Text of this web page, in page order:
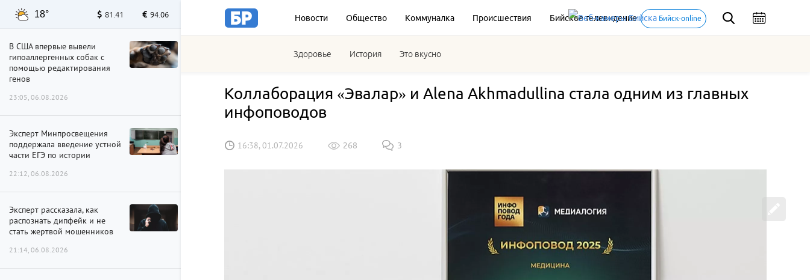
Новости Общество Коммуналка Происшествия Бийское телевидение Бийск-online
Здоровье История Это вкусно
18° 81.41 94.06
В США впервые вывели
гипоаллергенных собак с
помощью редактирования
генов
23:05, 06.08.2026
Эксперт Минпросвещения
поддержала введение устной
части ЕГЭ по истории
22:12, 06.08.2026
Эксперт рассказала, как
распознать дипфейк и не
стать жертвой мошенников
21:14, 06.08.2026
Коллаборация «Эвалар» и Alena Akhmadullina стала одним из главных
инфоповодов
16:38, 01.07.2026 268 3